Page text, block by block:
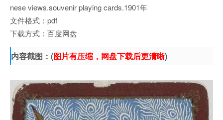
nese views.souvenir playing cards.1901年
文件格式：pdf
下载方式：百度网盘
内容截图：(图片有压缩，网盘下载后更清晰)